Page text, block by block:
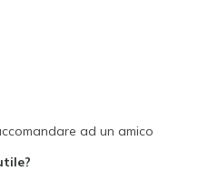
width
size
ad un amico